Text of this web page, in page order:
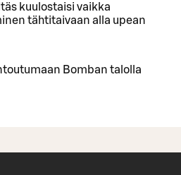
kuulostaisi vaikka
tähtitaivaan alla upean
Bomban talolla